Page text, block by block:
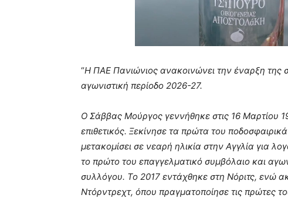
“Η ΠΑΕ Πανιώνιος ανακοινώνει την έναρξη της
αγωνιστική περίοδο 2026-27.
Ο Σάββας Μούργος γεννήθηκε στις 16 Μαρτίου
επιθετικός. Ξεκίνησε τα πρώτα του
μετακομίσει σε νεαρή ηλικία στην Αγγλία για
το πρώτο του επαγγελματικό συμβόλαιο και
συλλόγου. Το 2017 εντάχθηκε στη Νόριτς, ενώ
Ντόρντρεχτ, όπου πραγματοποίησε τις πρώτες